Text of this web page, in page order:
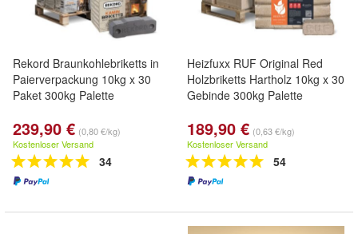
Rekord Braunkohlebriketts in
Paierverpackung 10kg x 30
Paket 300kg Palette
239,90 € (0,80 €/kg)
Kostenloser Versand
34
Heizfuxx RUF Original Red
Holzbriketts Hartholz 10kg x 30
Gebinde 300kg Palette
189,90 € (0,63 €/kg)
Kostenloser Versand
54